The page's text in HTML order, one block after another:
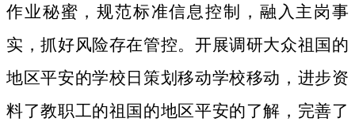
作业秘蜜，规范标准信息控制，融入主岗事
实，抓好风险存在管控。开展调研大众祖国的
地区平安的学校日策划移动学校移动，进步资
料了教职工的祖国的地区平安的了解，完善了